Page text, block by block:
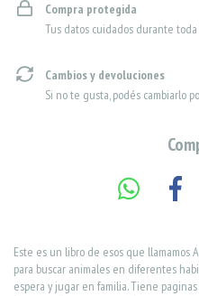
Compra protegida
Tus datos cuidados durante toda
Cambios y devoluciones
Si no te gusta, podés cambiarlo
Este es un libro de esos que llamamos
para buscar animales en diferentes
espera y jugar en familia. Tiene